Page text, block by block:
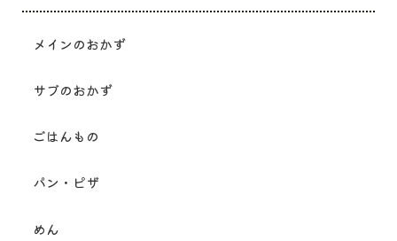
メインのおかず
サブのおかず
ごはんもの
パン・ピザ
めん